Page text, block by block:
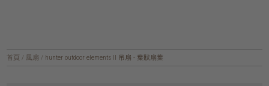
首頁 / 風扇 / hunter outdoor elements II 吊扇 - 葉狀扇葉